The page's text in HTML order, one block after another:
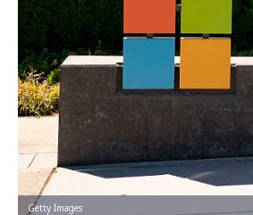
Getty Images